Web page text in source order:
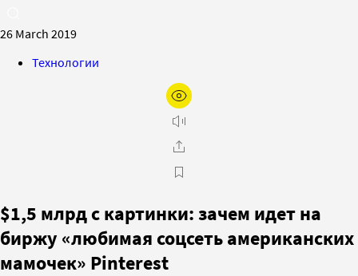
26 March 2019
Технологии
$1,5 млрд с картинки: зачем идет на
биржу «любимая соцсеть американских
мамочек» Pinterest